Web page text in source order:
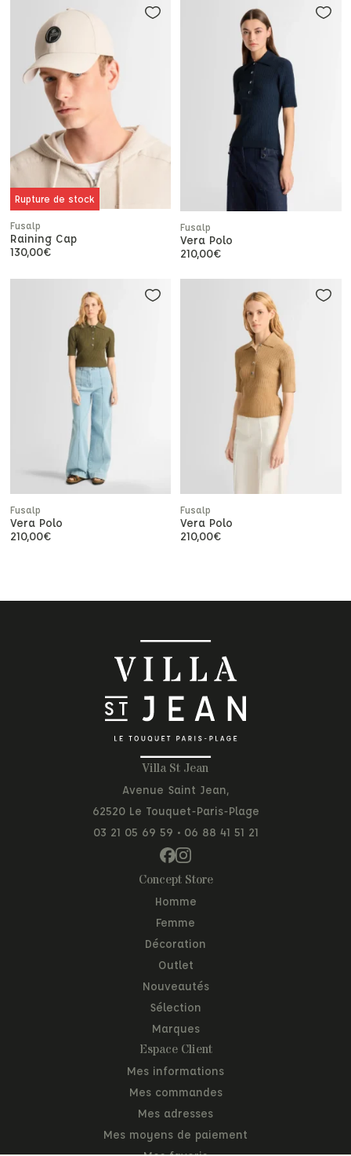
Rupture de stock
Fusalp
Raining Cap
130,00€
Fusalp
Vera Polo
210,00€
Fusalp
Vera Polo
210,00€
Fusalp
Vera Polo
210,00€
Villa St Jean
Avenue Saint Jean,
62520 Le Touquet-Paris-Plage
03 21 05 69 59 • 06 88 41 51 21
Concept Store
Homme
Femme
Décoration
Outlet
Nouveautés
Sélection
Marques
Espace Client
Mes informations
Mes commandes
Mes adresses
Mes moyens de paiement